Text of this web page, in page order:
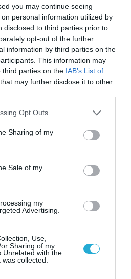
you may continue seeing
personal information utilized by
disclosed to third parties prior to
opt-out of the further
information by third parties on the
This information may
third parties on the IAB’s List of
that may further disclose it to other
app uses one or more Google
behaviour. You may click to
and its third-party tags to
purposes in below Google
Opt Outs
Sharing of my
Sale of my
my
Advertising.
Use,
Sharing of my
Unrelated with the
collected.
Η «αιχμηρή» ανάρτηση
(φωτο)
Η «αιχμηρή» ανάρτηση
(φωτο)